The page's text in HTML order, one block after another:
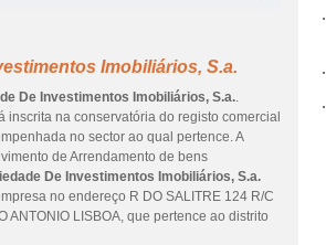
Imobiliários, S.a.
De Investimentos Imobiliários, S.a..
inscrita na conservatória do registo comercial
no sector ao qual pertence. A
de Arrendamento de bens
De Investimentos Imobiliários, S.a.
no endereço R DO SALITRE 124 R/C
ANTONIO LISBOA, que pertence ao distrito